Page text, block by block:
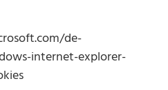
de-
internet-explorer-